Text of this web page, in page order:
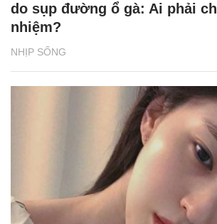
NHỊP SỐNG
do sụp đường ổ gà: Ai phải
nhiệm?